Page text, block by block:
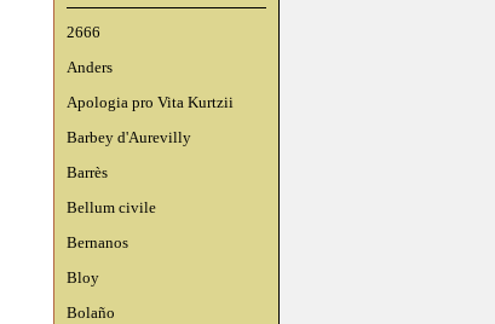
2666
Anders
Apologia pro Vita Kurtzii
Barbey d'Aurevilly
Barrès
Bellum civile
Bernanos
Bloy
Bolaño